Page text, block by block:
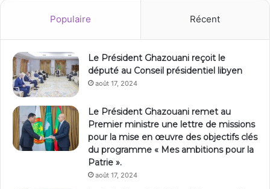
Populaire Récent
Le Président Ghazouani reçoit le
député au Conseil présidentiel libyen
août 17, 2024
Le Président Ghazouani remet au
Premier ministre une lettre de missions
pour la mise en œuvre des objectifs clés
du programme « Mes ambitions pour la
Patrie ».
août 17, 2024